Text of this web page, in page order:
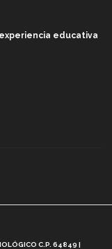
educativa
C.P. 64849 |